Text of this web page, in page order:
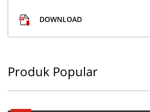
DOWNLOAD
Produk Popular